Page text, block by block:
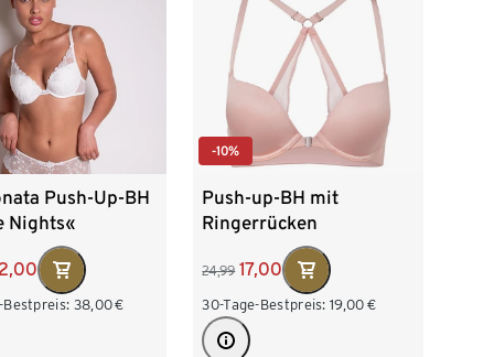
Push-Up-BH
Nights«
Bestpreis: 38,00€
-10%
Push-up-BH mit
Ringerrücken
24,99 17,00
30-Tage-Bestpreis: 19,00 €